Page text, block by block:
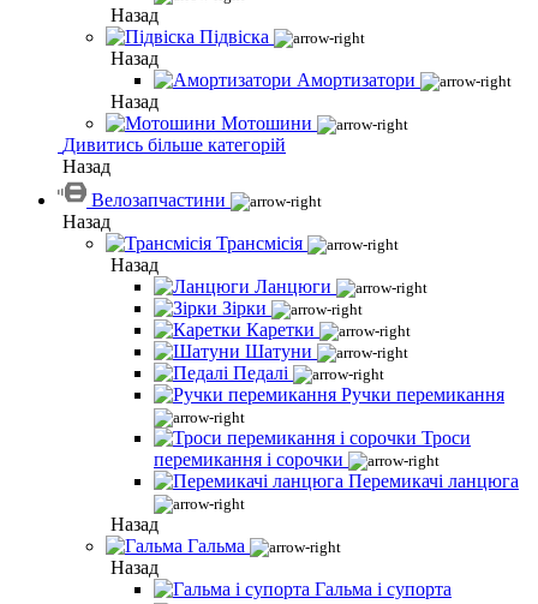
Назад
Підвіска
Назад
Амортизатори
Назад
Мотошини
Дивитись більше категорій
Назад
Велозапчастини
Назад
Трансмісія
Назад
Ланцюги
Зірки
Каретки
Шатуни
Педалі
Ручки перемикання
Троси
перемикання і сорочки
Перемикачі ланцюга
Назад
Гальма
Назад
Гальма і супорта